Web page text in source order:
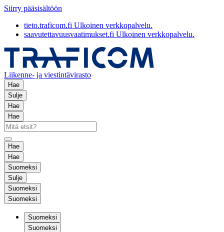
Siirry pääsisältöön
tieto.traficom.fi Ulkoinen verkkopalvelu.
saavutettavuusvaatimukset.fi Ulkoinen verkkopalvelu.
Liikenne- ja viestintävirasto
Hae
Sulje
Hae
Hae
Hae
Hae
Suomeksi
Sulje
Suomeksi
Suomeksi
Suomeksi
Suomeksi